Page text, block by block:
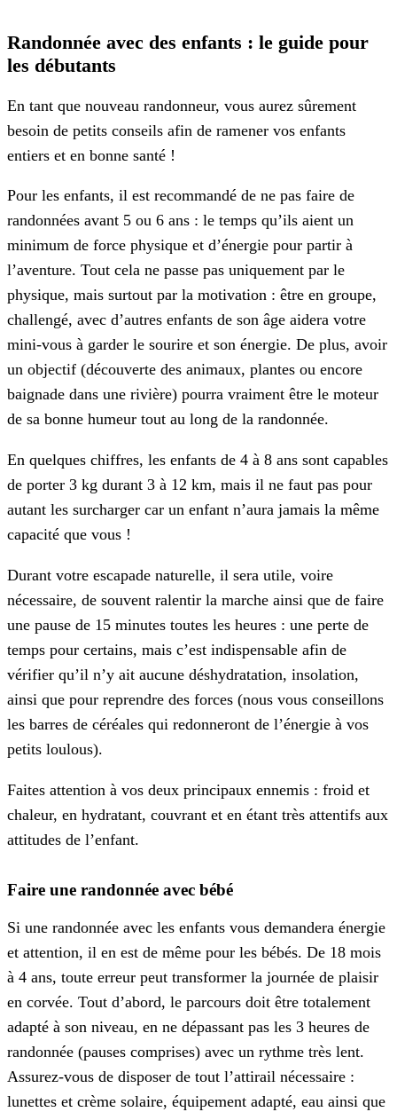
Randonnée avec des enfants : le guide pour
les débutants
En tant que nouveau randonneur, vous aurez sûrement
besoin de petits conseils afin de ramener vos enfants
entiers et en bonne santé !
Pour les enfants, il est recommandé de ne pas faire de
randonnées avant 5 ou 6 ans : le temps qu’ils aient un
minimum de force physique et d’énergie pour partir à
l’aventure. Tout cela ne passe pas uniquement par le
physique, mais surtout par la motivation : être en groupe,
challengé, avec d’autres enfants de son âge aidera votre
mini-vous à garder le sourire et son énergie. De plus, avoir
un objectif (découverte des animaux, plantes ou encore
baignade dans une rivière) pourra vraiment être le moteur
de sa bonne humeur tout au long de la randonnée.
En quelques chiffres, les enfants de 4 à 8 ans sont capables
de porter 3 kg durant 3 à 12 km, mais il ne faut pas pour
autant les surcharger car un enfant n’aura jamais la même
capacité que vous !
Durant votre escapade naturelle, il sera utile, voire
nécessaire, de souvent ralentir la marche ainsi que de faire
une pause de 15 minutes toutes les heures : une perte de
temps pour certains, mais c’est indispensable afin de
vérifier qu’il n’y ait aucune déshydratation, insolation,
ainsi que pour reprendre des forces (nous vous conseillons
les barres de céréales qui redonneront de l’énergie à vos
petits loulous).
Faites attention à vos deux principaux ennemis : froid et
chaleur, en hydratant, couvrant et en étant très attentifs aux
attitudes de l’enfant.
Faire une randonnée avec bébé
Si une randonnée avec les enfants vous demandera énergie
et attention, il en est de même pour les bébés. De 18 mois
à 4 ans, toute erreur peut transformer la journée de plaisir
en corvée. Tout d’abord, le parcours doit être totalement
adapté à son niveau, en ne dépassant pas les 3 heures de
randonnée (pauses comprises) avec un rythme très lent.
Assurez-vous de disposer de tout l’attirail nécessaire :
lunettes et crème solaire, équipement adapté, eau ainsi que